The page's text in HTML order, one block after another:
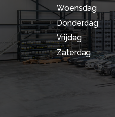
Woensdag
Donderdag
Vrijdag
Zaterdag